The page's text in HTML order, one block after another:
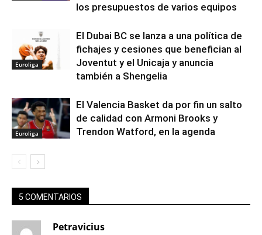
los presupuestos de varios equipos
Euroliga
El Dubai BC se lanza a una política de
fichajes y cesiones que benefician al
Joventut y el Unicaja y anuncia
también a Shengelia
Euroliga
El Valencia Basket da por fin un salto
de calidad con Armoni Brooks y
Trendon Watford, en la agenda
5 COMENTARIOS
Petravicius